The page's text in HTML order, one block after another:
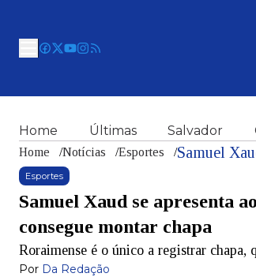
Home Últimas Salvador
Home /Notícias /Esportes /
Esportes
Samuel Xaud se apresenta
consegue montar chapa
Roraimense é o único a registrar chapa,
Por Da Redação